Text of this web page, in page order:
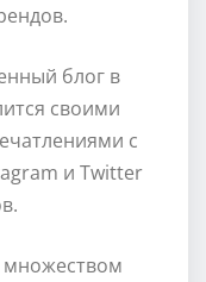
блог в
своими
с
и Twitter
множеством